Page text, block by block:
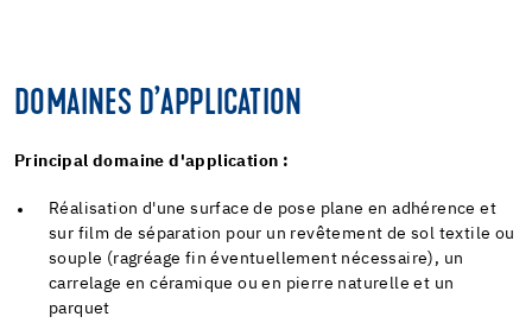
DOMAINES D’APPLICATION
Principal domaine d'application :
Réalisation d'une surface de pose plane en adhérence et
sur film de séparation pour un revêtement de sol textile ou
souple (ragréage fin éventuellement nécessaire), un
carrelage en céramique ou en pierre naturelle et un
parquet